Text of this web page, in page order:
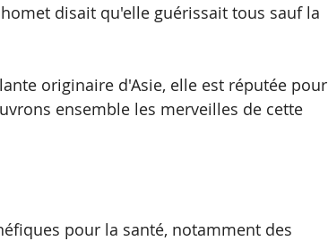
disait qu'elle guérissait tous sauf la
originaire d'Asie, elle est réputée pour
ensemble les merveilles de cette
pour la santé, notamment des